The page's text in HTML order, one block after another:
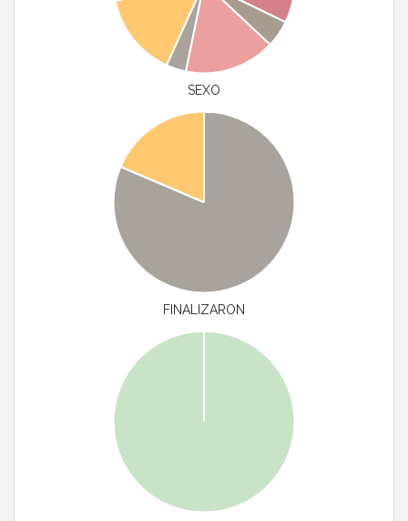
SEXO
FINALIZARON